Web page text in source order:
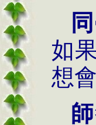
如
想